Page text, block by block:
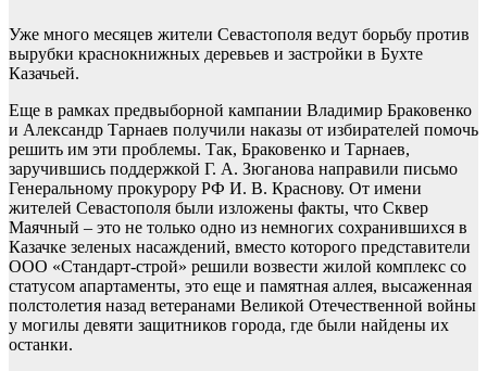
Уже много месяцев жители Севастополя ведут борьбу против
вырубки краснокнижных деревьев и застройки в Бухте
Казачьей.
Еще в рамках предвыборной кампании Владимир Браковенко
и Александр Тарнаев получили наказы от избирателей помочь
решить им эти проблемы. Так, Браковенко и Тарнаев,
заручившись поддержкой Г. А. Зюганова направили письмо
Генеральному прокурору РФ И. В. Краснову. От имени
жителей Севастополя были изложены факты, что Сквер
Маячный – это не только одно из немногих сохранившихся в
Казачке зеленых насаждений, вместо которого представители
ООО «Стандарт-строй» решили возвести жилой комплекс со
статусом апартаменты, это еще и памятная аллея, высаженная
полстолетия назад ветеранами Великой Отечественной войны
у могилы девяти защитников города, где были найдены их
останки.